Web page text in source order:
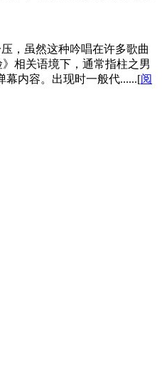
，虽然这种吟唱在许多歌曲
相关语境下，通常指柱之男
幕内容。出现时一般代......[阅